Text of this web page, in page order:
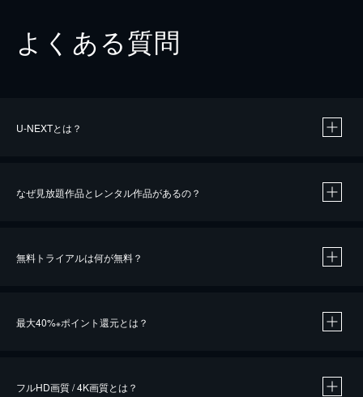
よくある質問
U-NEXTとは？
なぜ見放題作品とレンタル作品があるの？
無料トライアルは何が無料？
最大40%※ポイント還元とは？
フルHD画質 / 4K画質とは？